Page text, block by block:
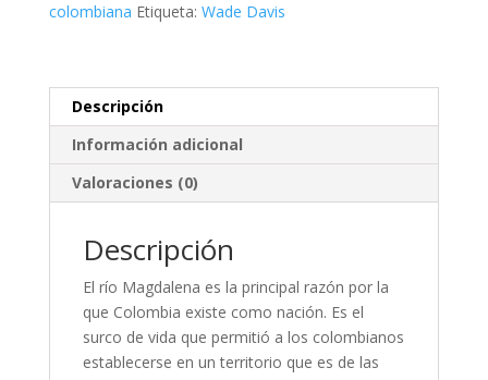
colombiana Etiqueta: Wade Davis
Descripción
Información adicional
Valoraciones (0)
Descripción
El río Magdalena es la principal razón por la
que Colombia existe como nación. Es el
surco de vida que permitió a los colombianos
establecerse en un territorio que es de las